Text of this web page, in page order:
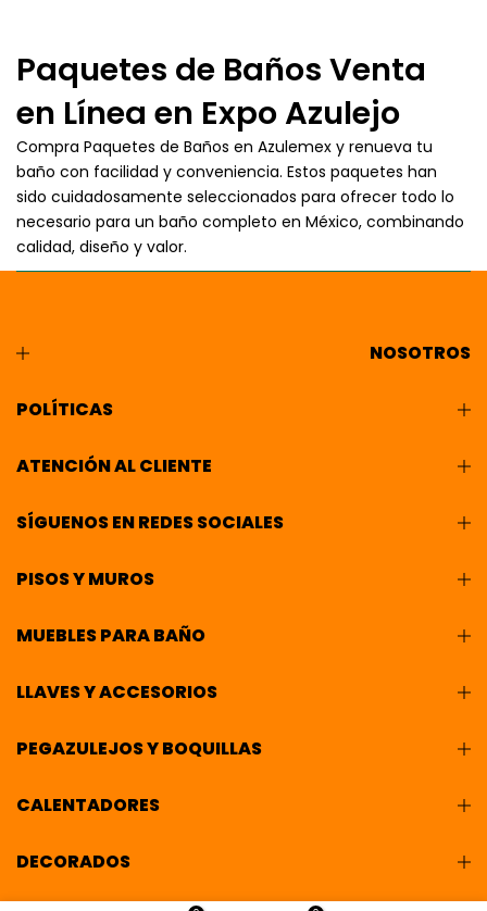
Paquetes de Baños Venta
en Línea en Expo Azulejo
Compra Paquetes de Baños en Azulemex y renueva tu
baño con facilidad y conveniencia. Estos paquetes han
sido cuidadosamente seleccionados para ofrecer todo lo
necesario para un baño completo en México, combinando
calidad, diseño y valor.
NOSOTROS
POLÍTICAS
ATENCIÓN AL CLIENTE
SÍGUENOS EN REDES SOCIALES
PISOS Y MUROS
MUEBLES PARA BAÑO
LLAVES Y ACCESORIOS
PEGAZULEJOS Y BOQUILLAS
CALENTADORES
DECORADOS